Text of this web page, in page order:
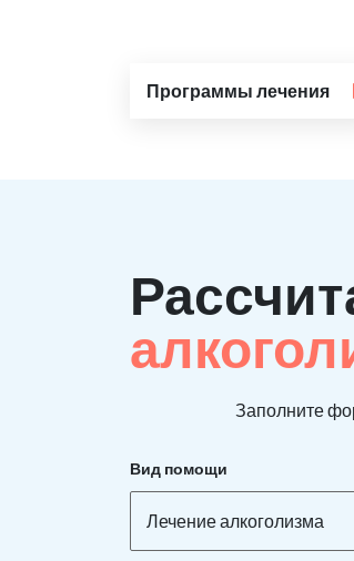
Программы лечения
Заполните
Вид помощи
Лечение алкоголизма